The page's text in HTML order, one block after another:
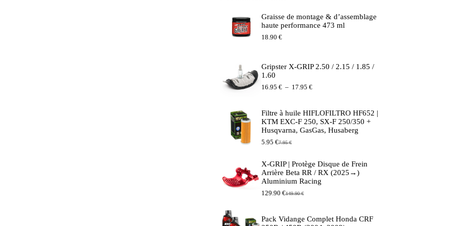
Graisse de montage & d’assemblage
haute performance 473 ml
18.90 €
Gripster X-GRIP 2.50 / 2.15 / 1.85 /
1.60
16.95 € – 17.95 €Plage
16.95 €
à
17.95 €
Filtre à huile HIFLOFILTRO HF652 |
KTM EXC-F 250, SX-F 250/350 +
Husqvarna, GasGas, Husaberg
7.95€
Le
initial
était :
7.95 €.
5.95 €
Le
actuel
est :
5.95 €.
X-GRIP | Protège Disque de Frein
Arrière Beta RR / RX (2025→)
Aluminium Racing
149.90€
Le
était :
129.90 €
Le
est :
Pack Vidange Complet Honda CRF